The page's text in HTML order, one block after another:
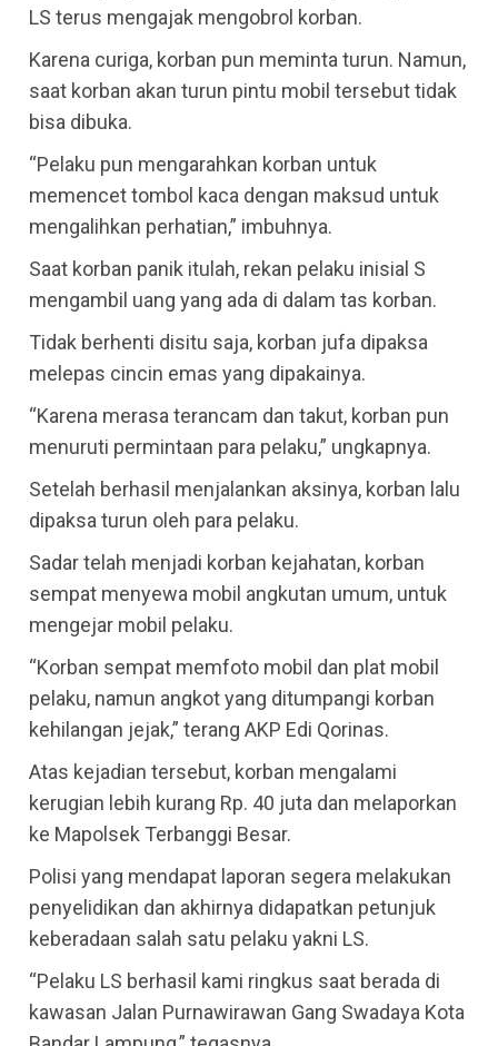
LS terus mengajak mengobrol korban.
Karena curiga, korban pun meminta turun. Namun,
saat korban akan turun pintu mobil tersebut tidak
bisa dibuka.
“Pelaku pun mengarahkan korban untuk
memencet tombol kaca dengan maksud untuk
mengalihkan perhatian,” imbuhnya.
Saat korban panik itulah, rekan pelaku inisial S
mengambil uang yang ada di dalam tas korban.
Tidak berhenti disitu saja, korban jufa dipaksa
melepas cincin emas yang dipakainya.
“Karena merasa terancam dan takut, korban pun
menuruti permintaan para pelaku,” ungkapnya.
Setelah berhasil menjalankan aksinya, korban lalu
dipaksa turun oleh para pelaku.
Sadar telah menjadi korban kejahatan, korban
sempat menyewa mobil angkutan umum, untuk
mengejar mobil pelaku.
“Korban sempat memfoto mobil dan plat mobil
pelaku, namun angkot yang ditumpangi korban
kehilangan jejak,” terang AKP Edi Qorinas.
Atas kejadian tersebut, korban mengalami
kerugian lebih kurang Rp. 40 juta dan melaporkan
ke Mapolsek Terbanggi Besar.
Polisi yang mendapat laporan segera melakukan
penyelidikan dan akhirnya didapatkan petunjuk
keberadaan salah satu pelaku yakni LS.
“Pelaku LS berhasil kami ringkus saat berada di
kawasan Jalan Purnawirawan Gang Swadaya Kota